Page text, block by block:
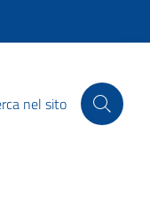
nel sito